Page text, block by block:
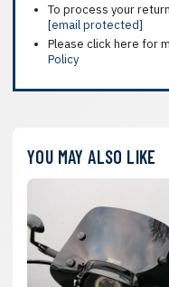
To process your
[email protected]
Please click here for
Policy
YOU MAY ALSO LIKE